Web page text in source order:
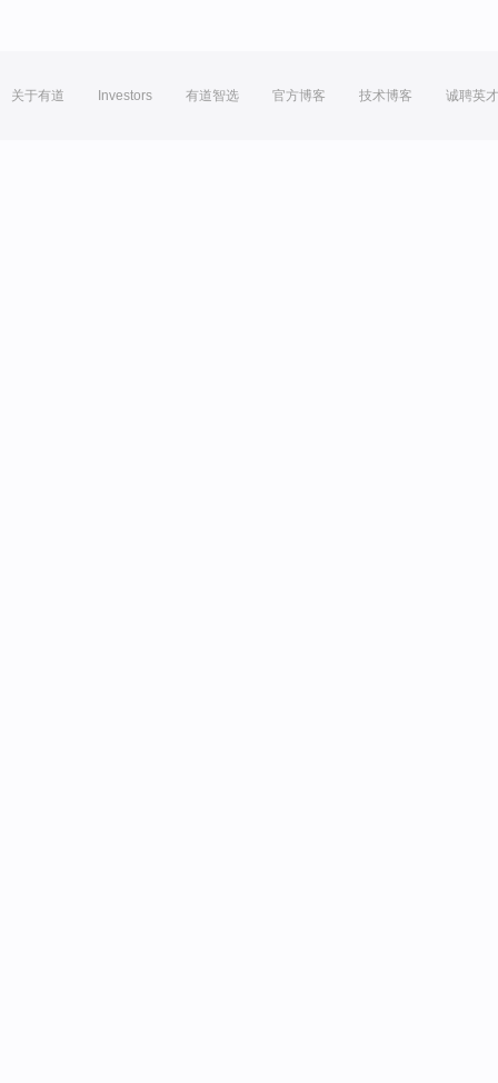
关于有道 Investors 有道智选 官方博客 技术博客 诚聘英才